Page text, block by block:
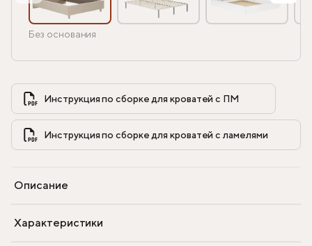
Без основания
Инструкция по сборке для кроватей с ПМ
Описание
Характеристики